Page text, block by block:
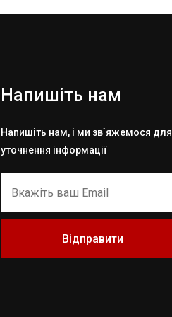
Напишіть нам
Напишіть нам, і ми зв`яжемося для
уточнення інформації
Відправити